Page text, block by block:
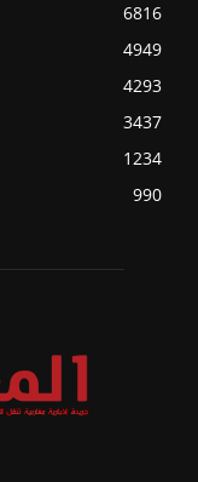
6816
4949
4293
3437
1234
990